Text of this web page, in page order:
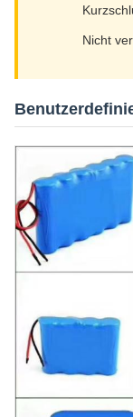
Nicht